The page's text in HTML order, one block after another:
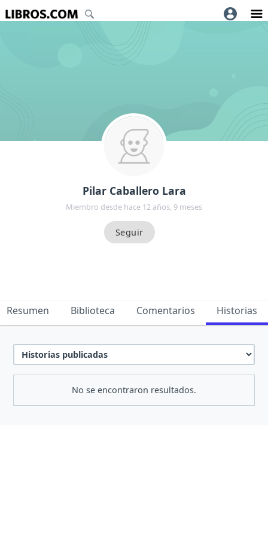
Pilar Caballero Lara
Miembro desde hace 12 años, 9 meses
Resumen Biblioteca Comentarios Historias
No se encontraron resultados.